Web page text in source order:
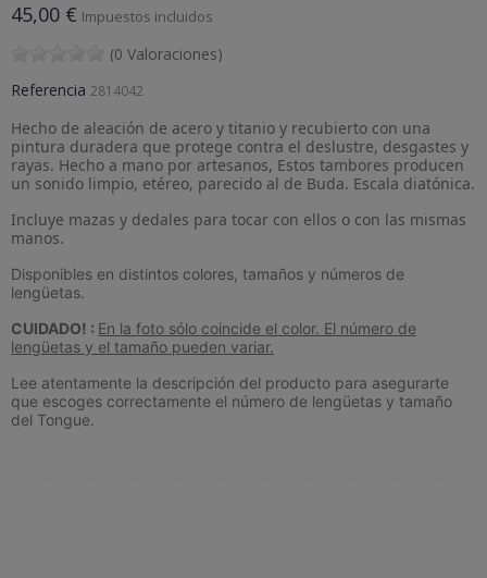
45,00 € Impuestos incluidos
(0 Valoraciones)
Referencia 2814042
Hecho de aleación de acero y titanio y recubierto con una
pintura duradera que protege contra el deslustre, desgastes y
rayas. Hecho a mano por artesanos, Estos tambores producen
un sonido limpio, etéreo, parecido al de Buda. Escala diatónica.
Incluye mazas y dedales para tocar con ellos o con las mismas
manos.
Disponibles en distintos colores, tamaños y números de
lengüetas.
CUIDADO! : En la foto sólo coincide el color. El número de
lengüetas y el tamaño pueden variar.
Lee atentamente la descripción del producto para asegurarte
que escoges correctamente el número de lengüetas y tamaño
del Tongue.